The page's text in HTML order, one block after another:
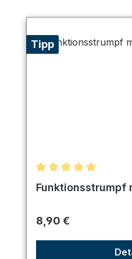
Tipp
Durchschnittliche
Funktionsstrumpf
Regulärer Preis:
8,90 €